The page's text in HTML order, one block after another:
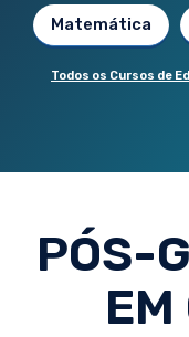
Matemática
Todos os Cursos de
PÓS-